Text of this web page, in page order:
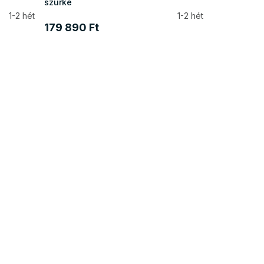
1-2 hét
1-2 hét
179 890 Ft